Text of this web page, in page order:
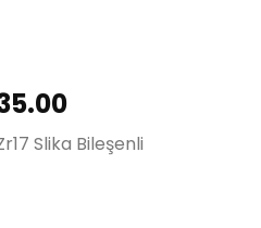
Şu
andaki
fiyat:
Slika Bileşenli